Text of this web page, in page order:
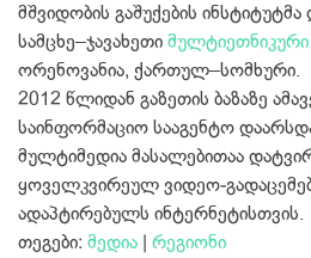
მშვიდობის გაშუქების
სამცხე–ჯავახეთი
ორენოვანია, ქართულ–სომხური.
2012 წლიდან გაზეთის ბაზაზე
საინფორმაციო სააგენტო
მულტიმედია მასალებითაა
ყოველკვირეულ
ადაპტირებულს ინტერნეტისთვის.
თეგები: მედია | რეგიონი